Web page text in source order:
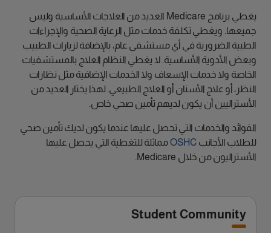
يغطي برنامج Medicare العديد من العلاجات الأساسية وليس
جميعها. ويغطي تكلفة خدمات مثل الرعاية الصحية والإجراءات
الطبية الضرورية في أي مستشفى عام، بالإضافة لزيارات الطبيب
وبعض الأدوية الأساسية. لا يغطي النظام العلاج بالمستشفيات
الخاصة ولا خدمات الإسعاف ولا الخدمات الإضافية مثل نظارات
النظر، أو علاج الأسنان أو العلاج الطبيعي. لهذا يختار العديد من
الأستراليين أن يكون لديهم تأمين صحي خاص.
الفوائد والخدمات التي تحصل عليها عندما يكون لديك تأمين صحي
للطلاب الأجانب OSHCمماثلة للتغطية التي يحصل عليها
الأستراليون من خلال Medicare.
Student Community